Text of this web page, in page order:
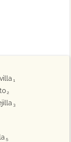
1
2
3
5